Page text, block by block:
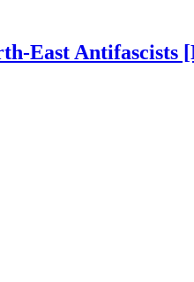
East Antifascists